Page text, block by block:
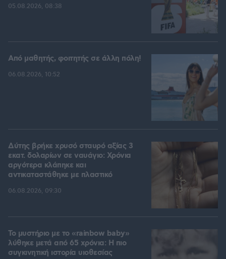
05.08.2026, 08:38
Από μαθητής, φοιτητής σε άλλη πόλη!
06.08.2026, 10:52
Δύτης βρήκε χρυσό σταυρό αξίας 3
εκατ. δολαρίων σε ναυάγιο: Χρόνια
αργότερα κλάπηκε και
αντικαταστάθηκε με πλαστικό
06.08.2026, 09:30
Το μυστήριο με το «rainbow baby»
λύθηκε μετά από 65 χρόνια: Η πιο
συγκινητική ιστορία υιοθεσίας